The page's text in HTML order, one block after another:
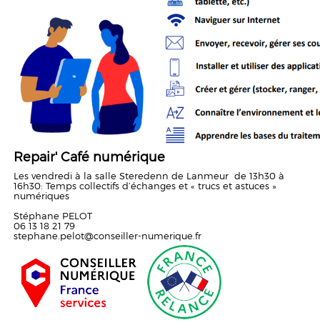
Repair' Café numérique
Les vendredi à la salle Steredenn de Lanmeur de 13h30 à
16h30: Temps collectifs d’échanges et « trucs et astuces »
numériques
Stéphane PELOT
06 13 18 21 79
stephane.pelot@conseiller-numerique.fr